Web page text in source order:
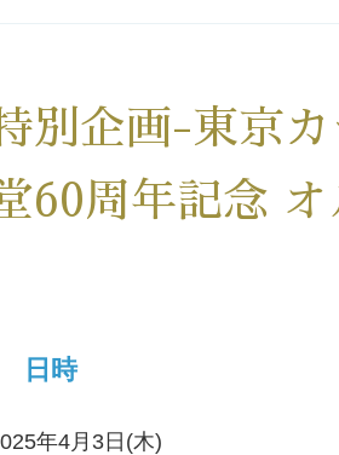
別企画-東京
60周年記念
日時
年4月3日(木)